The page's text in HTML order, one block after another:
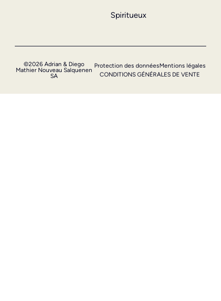
Spiritueux
©2026 Adrian & Diego
Mathier Nouveau Salquenen
SA
Protection des donnéesMentions légales
CONDITIONS GÉNÉRALES DE VENTE